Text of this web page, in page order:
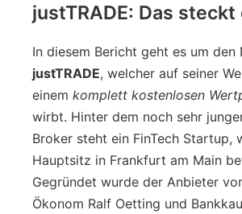
justTRADE: Das
In diesem Bericht geht es um den
justTRADE, welcher auf seiner
einem komplett kostenlosen
wirbt. Hinter dem noch sehr
Broker steht ein FinTech Startup,
Hauptsitz in Frankfurt am Main
Gegründet wurde der Anbieter
Ökonom Ralf Oetting und